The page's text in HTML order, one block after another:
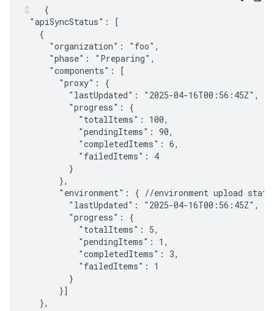
  {
"apiSyncStatus": [
   {
     "organization": "foo",
     "phase": "Preparing",
     "components": [
       "proxy": {
         "lastUpdated": "2025-04-16T00:56:45Z",
         "progress": {
           "totalItems": 100,
           "pendingItems": 90,
           "completedItems": 6,
           "failedItems": 4
         }
       },
"environment": { //environment upload
         "lastUpdated": "2025-04-16T00:56:45Z",
         "progress": {
           "totalItems": 5,
           "pendingItems": 1,
           "completedItems": 3,
           "failedItems": 1
         }
       }]
   },